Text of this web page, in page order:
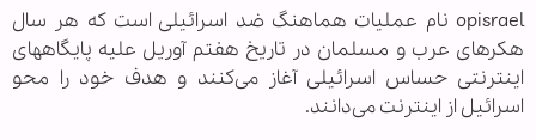
opisrael نام عملیات هماهنگ ضد اسرائیلی است که هر سال
هکرهای عرب و مسلمان در تاریخ هفتم آوریل علیه پایگاههای
اینترنتی حساس اسرائیلی آغاز می‌کنند و هدف خود را محو
اسرائیل از اینترنت می‌دانند.